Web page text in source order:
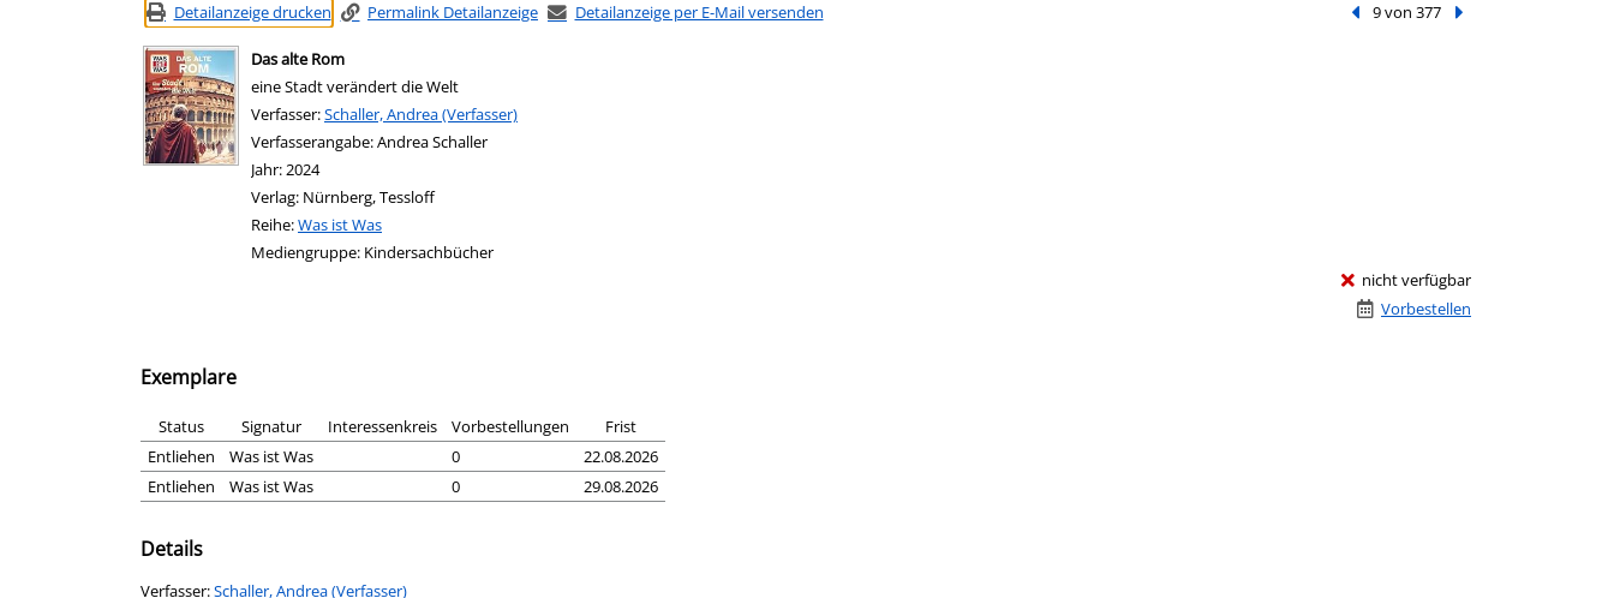
Detailanzeige drucken
Permalink Detailanzeige Detailanzeige per E-Mail versenden Vorheriger Treffer
9 von 377 Nächster Treffer
Das alte Rom
eine Stadt verändert die Welt
Verfasser:Suche nach diesem Verfasser
Schaller, Andrea (Verfasser)
Verfasserangabe:Andrea Schaller
Jahr:2024
Verlag: Nürnberg, Tessloff
Reihe:Was ist Was
Mediengruppe: Kindersachbücher
nicht verfügbar
Vorbestellen
Exemplare
Status Signatur Interessenkreis Vorbestellungen
Frist
Entliehen
Was ist Was 0
22.08.2026
Entliehen
Was ist Was 0 29.08.2026
Details
Verfasser:Suche nach diesem Verfasser
Schaller, Andrea (Verfasser)